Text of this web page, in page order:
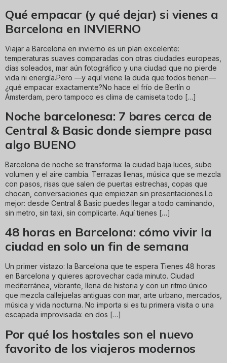
Qué empacar (y qué dejar) si vienes a
Barcelona en INVIERNO
Viajar a Barcelona en invierno es un plan excelente:
temperaturas suaves comparadas con otras ciudades europeas,
días soleados, mar aún fotográfico y una ciudad que no pierde
vida ni energía.Pero —y aquí viene la duda que todos tienen—
¿qué empacar exactamente?No hace el frío de Berlín o
Ámsterdam, pero tampoco es clima de camiseta todo […]
Noche barcelonesa: 7 bares cerca de
Central & Basic donde siempre pasa
algo BUENO
Barcelona de noche se transforma: la ciudad baja luces, sube
volumen y el aire cambia. Terrazas llenas, música que se mezcla
con pasos, risas que salen de puertas estrechas, copas que
chocan, conversaciones que empiezan sin presentaciones.Lo
mejor: desde Central & Basic puedes llegar a todo caminando,
sin metro, sin taxi, sin complicarte. Aquí tienes […]
48 horas en Barcelona: cómo vivir la
ciudad en solo un fin de semana
Un primer vistazo: la Barcelona que te espera Tienes 48 horas
en Barcelona y quieres aprovechar cada minuto. Ciudad
mediterránea, vibrante, llena de historia y con un ritmo único
que mezcla callejuelas antiguas con mar, arte urbano, mercados,
música y vida nocturna. No importa si es tu primera visita o una
escapada improvisada: en dos […]
Por qué los hostales son el nuevo
favorito de los viajeros modernos